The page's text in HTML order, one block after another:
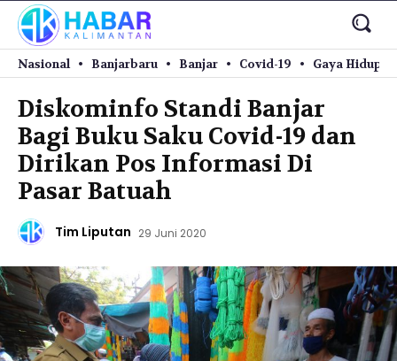
Nasional Banjarbaru Banjar Covid-19 Gaya Hidup
Diskominfo Standi Banjar
Bagi Buku Saku Covid-19 dan
Dirikan Pos Informasi Di
Pasar Batuah
Tim Liputan 29 Juni 2020